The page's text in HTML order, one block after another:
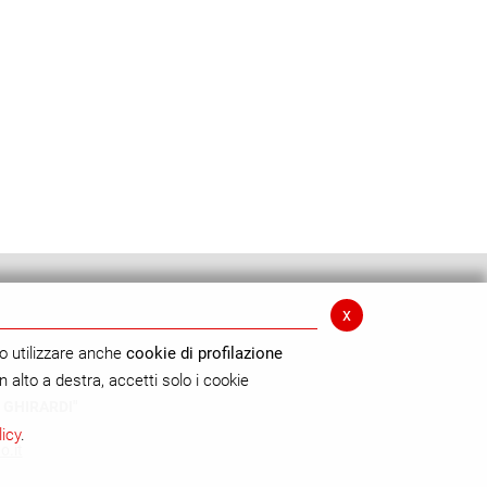
x
utilizzare anche cookie di profilazione
alto a destra, accetti solo i cookie
.